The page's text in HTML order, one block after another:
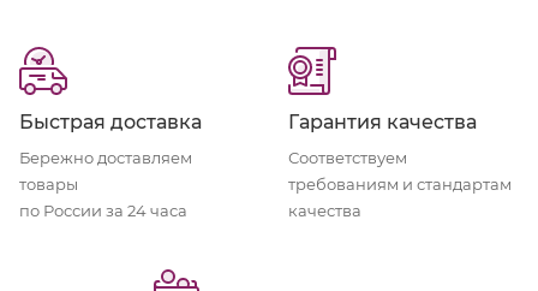
Быстрая доставка
Бережно доставляем
товары
по России за 24 часа
Гарантия качества
Соответствуем
требованиям и стандартам
качества